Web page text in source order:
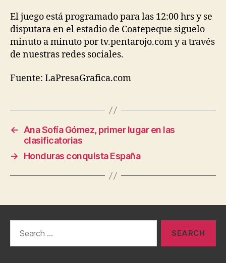
El juego está programado para las 12:00 hrs y se
disputara en el estadio de Coatepeque siguelo
minuto a minuto por tv.pentarojo.com y a través
de nuestras redes sociales.
Fuente: LaPresaGrafica.com
←
Ana Sofía Gómez, primer lugar en las
clasificatorias
→
Honduras conquista España